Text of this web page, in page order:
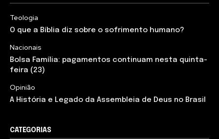
Teologia
O que a Bíblia diz sobre o sofrimento humano?
Nacionais
Bolsa Família: pagamentos continuam nesta quinta-
feira (23)
Opinião
A História e Legado da Assembleia de Deus no Brasil
CATEGORIAS